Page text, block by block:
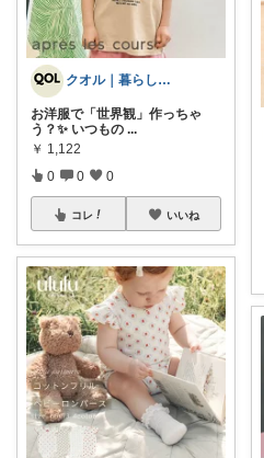
クオル｜暮らしの「質」爆上げ🈁
お洋服で「世界観」作っちゃ
う？✨ いつもの ...
￥ 1,122
0 0 0
コレ いいね